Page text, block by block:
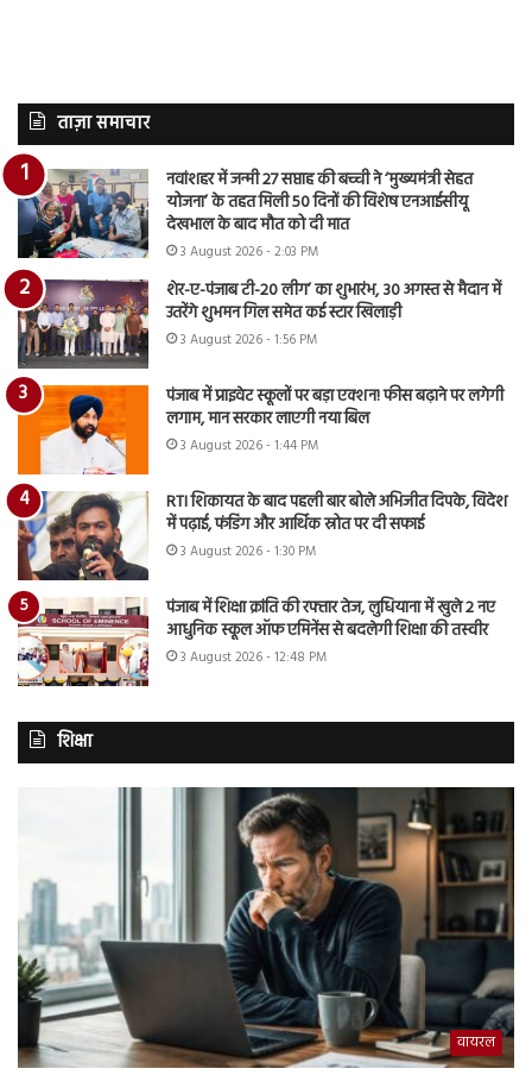
ताज़ा समाचार
नवांशहर में जन्मी 27 सप्ताह की बच्ची ने ‘मुख्यमंत्री सेहत
योजना’ के तहत मिली 50 दिनों की विशेष एनआईसीयू
देखभाल के बाद मौत को दी मात
3 August 2026 - 2:03 PM
शेर-ए-पंजाब टी-20 लीग’ का शुभारंभ, 30 अगस्त से मैदान में
उतरेंगे शुभमन गिल समेत कई स्टार खिलाड़ी
3 August 2026 - 1:56 PM
पंजाब में प्राइवेट स्कूलों पर बड़ा एक्शन! फीस बढ़ाने पर लगेगी
लगाम, मान सरकार लाएगी नया बिल
3 August 2026 - 1:44 PM
RTI शिकायत के बाद पहली बार बोले अभिजीत दिपके, विदेश
में पढ़ाई, फंडिंग और आर्थिक स्रोत पर दी सफाई
3 August 2026 - 1:30 PM
पंजाब में शिक्षा क्रांति की रफ्तार तेज, लुधियाना में खुले 2 नए
आधुनिक स्कूल ऑफ एमिनेंस से बदलेगी शिक्षा की तस्वीर
3 August 2026 - 12:48 PM
शिक्षा
वायरल